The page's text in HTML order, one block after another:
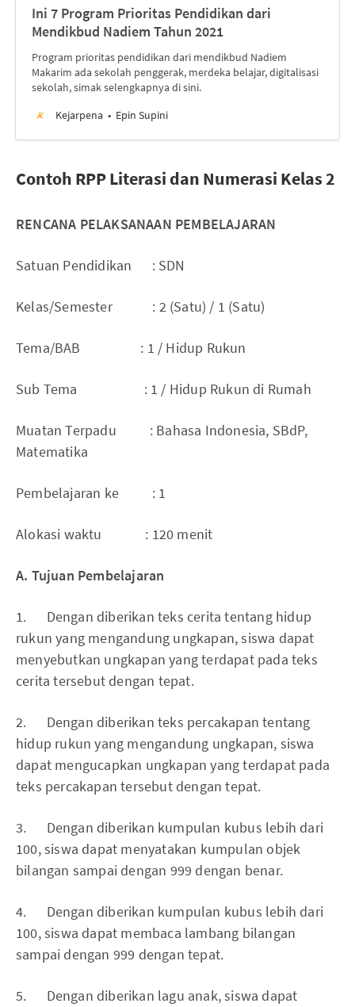
Ini 7 Program Prioritas Pendidikan dari
Mendikbud Nadiem Tahun 2021
Program prioritas pendidikan dari mendikbud Nadiem
Makarim ada sekolah penggerak, merdeka belajar, digitalisasi
sekolah, simak selengkapnya di sini.
Kejarpena
Epin Supini
Contoh RPP Literasi dan Numerasi Kelas 2
RENCANA PELAKSANAAN PEMBELAJARAN
Satuan Pendidikan : SDN
Kelas/Semester : 2 (Satu) / 1 (Satu)
Tema/BAB : 1 / Hidup Rukun
Sub Tema : 1 / Hidup Rukun di Rumah
Muatan Terpadu : Bahasa Indonesia, SBdP,
Matematika
Pembelajaran ke : 1
Alokasi waktu : 120 menit
A. Tujuan Pembelajaran
1. Dengan diberikan teks cerita tentang hidup
rukun yang mengandung ungkapan, siswa dapat
menyebutkan ungkapan yang terdapat pada teks
cerita tersebut dengan tepat.
2. Dengan diberikan teks percakapan tentang
hidup rukun yang mengandung ungkapan, siswa
dapat mengucapkan ungkapan yang terdapat pada
teks percakapan tersebut dengan tepat.
3. Dengan diberikan kumpulan kubus lebih dari
100, siswa dapat menyatakan kumpulan objek
bilangan sampai dengan 999 dengan benar.
4. Dengan diberikan kumpulan kubus lebih dari
100, siswa dapat membaca lambang bilangan
sampai dengan 999 dengan tepat.
5. Dengan diberikan lagu anak, siswa dapat